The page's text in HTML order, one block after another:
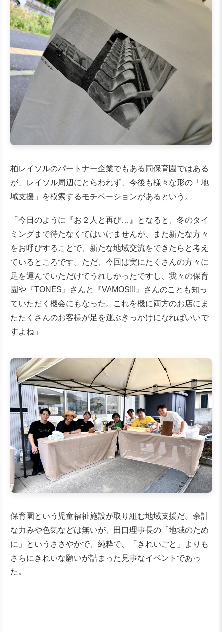
柏レイソルのパートナー企業でもある同保育園ではある
が、レイソル周辺にとらわれず、今後も様々な形の「地
域支援」を模索するモチベーションがあるという。
「今日のように『お２人と再び…』となると、冬のタイ
ミングまで待たなくてはいけませんが、また新たな方々
をお呼びすることで、新たな地域交流をできたらと考え
ているところです。ただ、今回は実にたくさんの方々に
足を運んでいただけてうれしかったですし、我々の保育
園や『TONÉS』さんと『VAMOS!!!』さんのことも知っ
ていただく機会にもなった。これを機に両方のお店にま
たたくさんのお客様が足を運ぶきっかけになればいいで
すよね」
保育園という児童福祉施設が取り組む地域支援だ。余計
な力みや色気などは無いが、田口理事長の「地域のため
に」というささやかで、純粋で、「きれいごと」よりも
さらにきれいな願いが詰まった見事なイベントであっ
た。